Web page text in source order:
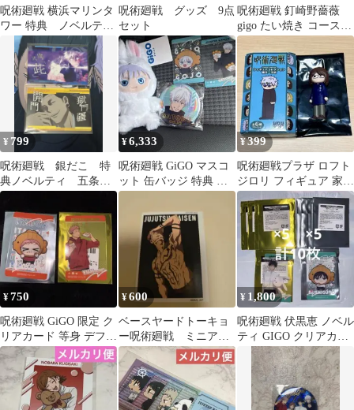
呪術廻戦 横浜マリンタ
ワー 特典 ノベルテ
ィ チケット風カード
禪院 直哉
呪術廻戦 グッズ 9点
セット
呪術廻戦 釘崎野薔薇
gigo たい焼き コースタ
ー B柄 デフォルメ 呪術
焼き
¥ 799
呪術廻戦 銀だこ 特
典ノベルティ 五条
悟 羂索
¥6,333
呪術廻戦 GiGO マスコ
ット 缶バッジ 特典 五
条悟
¥399
呪術廻戦プラザ ロフト
ジロリ フィギュア 家入
硝子 懐玉・玉折
¥750
呪術廻戦 GiGO 限定 ク
リアカード 等身 デフォ
ルメ 虎杖悠仁 ノベルテ
¥600
ベースヤードトーキョ
ー呪術廻戦 ミニアー
トステッカー
¥ 1,800
呪術廻戦 伏黒恵 ノベル
ティ GIGO クリアカー